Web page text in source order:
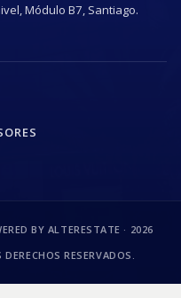
Módulo B7, Santiago.
BY ALTERESTATE · 2026
RESERVADOS.